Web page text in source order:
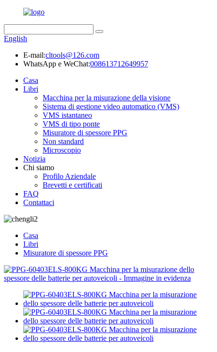
English
E-mail:cltools@126.com
WhatsApp e WeChat:008613712649957
Casa
Libri
Macchina per la misurazione della visione
Sistema di gestione video automatico (VMS)
VMS istantaneo
VMS di tipo ponte
Misuratore di spessore PPG
Non standard
Microscopio
Notizia
Chi siamo
Profilo Aziendale
Brevetti e certificati
FAQ
Contattaci
Casa
Libri
Misuratore di spessore PPG